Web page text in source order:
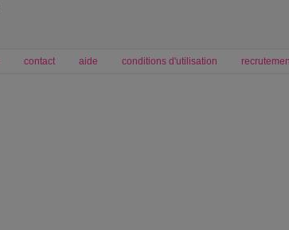
contact aide conditions d'utilisation